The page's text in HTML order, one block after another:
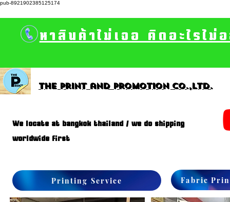
pub-8921902385125174
หาสินค้าไม่เจอ คิดอะไรไ
The print and promotion CO.,Ltd.
We locate at bangkok thailand / we do shipping
worldwide first
Printing Service Fabric